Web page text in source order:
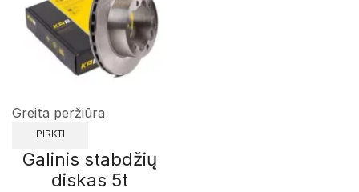
Greita peržiūra
PIRKTI
Galinis stabdžių
diskas 5t